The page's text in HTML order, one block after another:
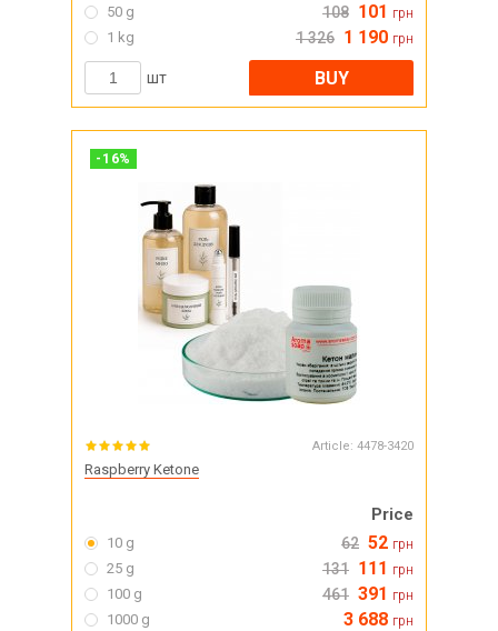
50 g 108 101 грн
1 kg 1 326 1 190 грн
шт BUY
- 16%
Article: 4478-3420
Raspberry Ketone
Price
10 g 62 52 грн
25 g 131 111 грн
100 g 461 391 грн
1000 g 3 688 грн